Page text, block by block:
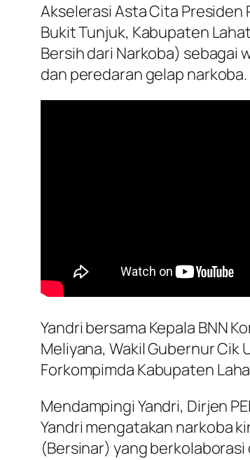
Akselerasi Asta Cita Presiden
Bukit Tunjuk, Kabupaten
Bersih dari Narkoba) sebagai
dan peredaran gelap narkoba.
Yandri bersama Kepala BNN
Meliyana, Wakil Gubernur Cik
Forkompimda Kabupaten
Mendampingi Yandri, Dirjen
Yandri mengatakan narkoba
(Bersinar) yang